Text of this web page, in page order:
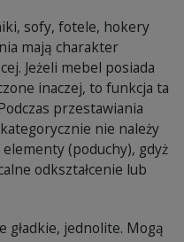
sofy, fotele, hokery
mają charakter
Jeżeli mebel posiada
inaczej, to funkcja ta
przestawiania
nie należy
(poduchy), gdyż
odkształcenie lub
gładkie, jednolite. Mogą